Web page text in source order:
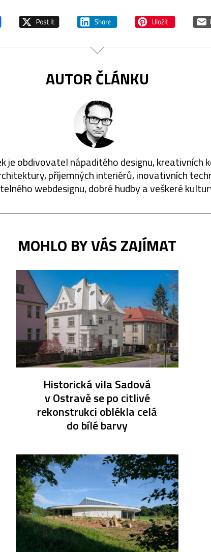
AUTOR ČLÁNKU
je obdivovatel nápaditého designu, kreativních
příjemných interiérů, inovativních
webdesignu, dobré hudby a veškeré
MOHLO BY VÁS ZAJÍMAT
Historická vila Sadová
v Ostravě se po citlivé
rekonstrukci oblékla celá
do bílé barvy